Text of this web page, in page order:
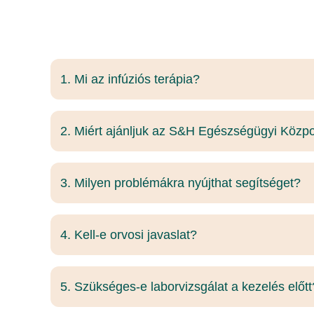
1. Mi az infúziós terápia?
2. Miért ajánljuk az S&H Egészségügyi
3. Milyen problémákra nyújthat segítséget?
4. Kell-e orvosi javaslat?
5. Szükséges-e laborvizsgálat a kezelés